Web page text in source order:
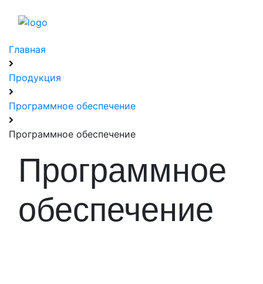
Главная
Продукция
Программное обеспечение
Программное обеспечение
Программное
обеспечение